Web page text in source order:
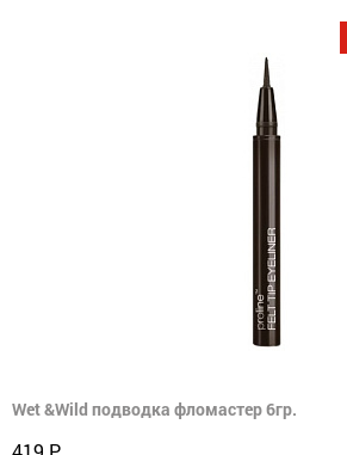
Wet &Wild подводка фломастер 6гр.